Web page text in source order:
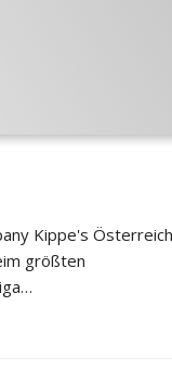
Kippe's Österreich
größten